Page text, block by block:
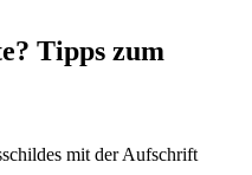
Tipps zum